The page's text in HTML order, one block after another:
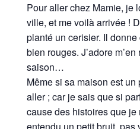
Pour aller chez Mamie, je
ville, et me voilà arrivée !
planté un cerisier. Il
bien rouges. J’adore
saison…
Même si sa maison est
aller ; car je sais que si
cause des histoires que je